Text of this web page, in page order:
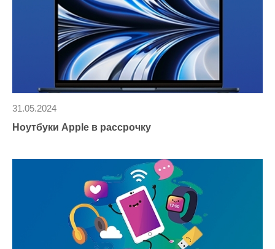
Ноутбуки Apple в рассрочку
31.05.2024